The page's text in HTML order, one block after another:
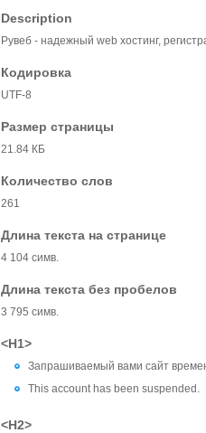
Description
Рувеб - надежный web хостинг,
Кодировка
UTF-8
Размер страницы
21.84 КБ
Количество слов
261
Длина текста на странице
4 104 симв.
Длина текста без пробелов
3 795 симв.
<H1>
Запрашиваемый вами сайт
This account has been suspended.
<H2>